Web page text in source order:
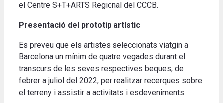
el Centre S+T+ARTS Regional del CCCB.
Presentació del prototip artístic
Es preveu que els artistes seleccionats viatgin a
Barcelona un mínim de quatre vegades durant el
transcurs de les seves respectives beques, de
febrer a juliol del 2022, per realitzar recerques sobre
el terreny i assistir a activitats i esdeveniments.